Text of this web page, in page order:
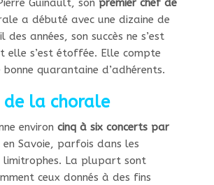
Guinault, son premier chef de
a débuté avec une dizaine de
des années, son succès ne s’est
elle s’est étoffée. Elle compte
bonne quarantaine d’adhérents.
de la chorale
environ cinq à six concerts par
en Savoie, parfois dans les
limitrophes. La plupart sont
ceux donnés à des fins